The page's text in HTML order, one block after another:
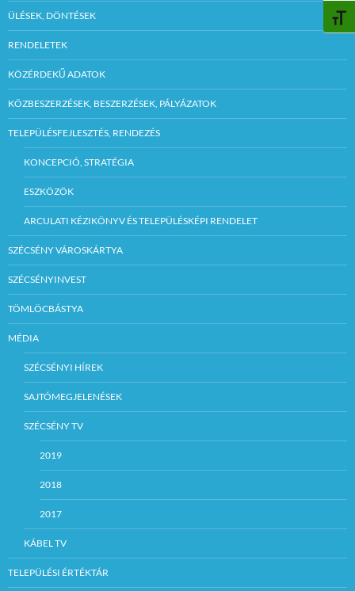
ÜLÉSEK, DÖNTÉSEK
RENDELETEK
KÖZÉRDEKŰ ADATOK
KÖZBESZERZÉSEK, BESZERZÉSEK, PÁLYÁZATOK
TELEPÜLÉSFEJLESZTÉS, RENDEZÉS
KONCEPCIÓ, STRATÉGIA
ESZKÖZÖK
ARCULATI KÉZIKÖNYV ÉS TELEPÜLÉSKÉPI RENDELET
SZÉCSÉNY VÁROSKÁRTYA
SZÉCSÉNYINVEST
TÖMLÖCBÁSTYA
MÉDIA
SZÉCSÉNYI HÍREK
SAJTÓMEGJELENÉSEK
SZÉCSÉNY TV
2019
2018
2017
KÁBEL TV
TELEPÜLÉSI ÉRTÉKTÁR